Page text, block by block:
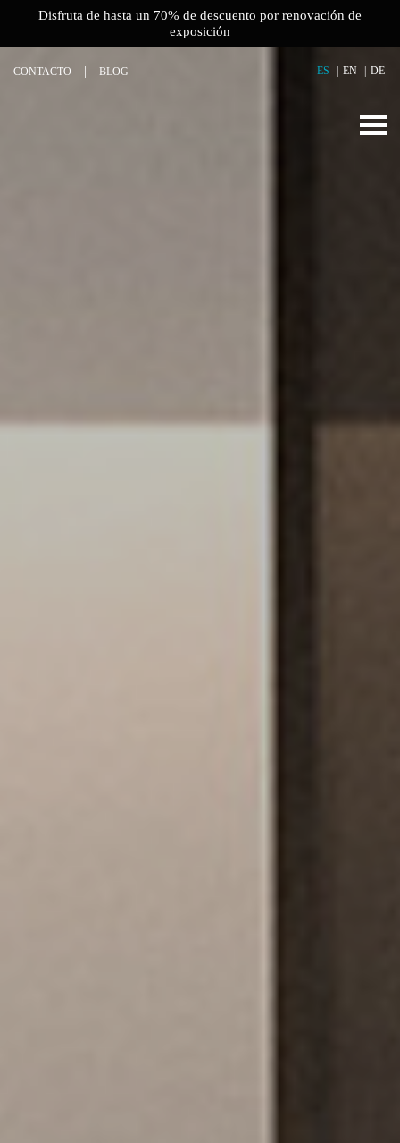
Disfruta de hasta un 70% de descuento por renovación de
exposición
CONTACTO BLOG ES EN DE